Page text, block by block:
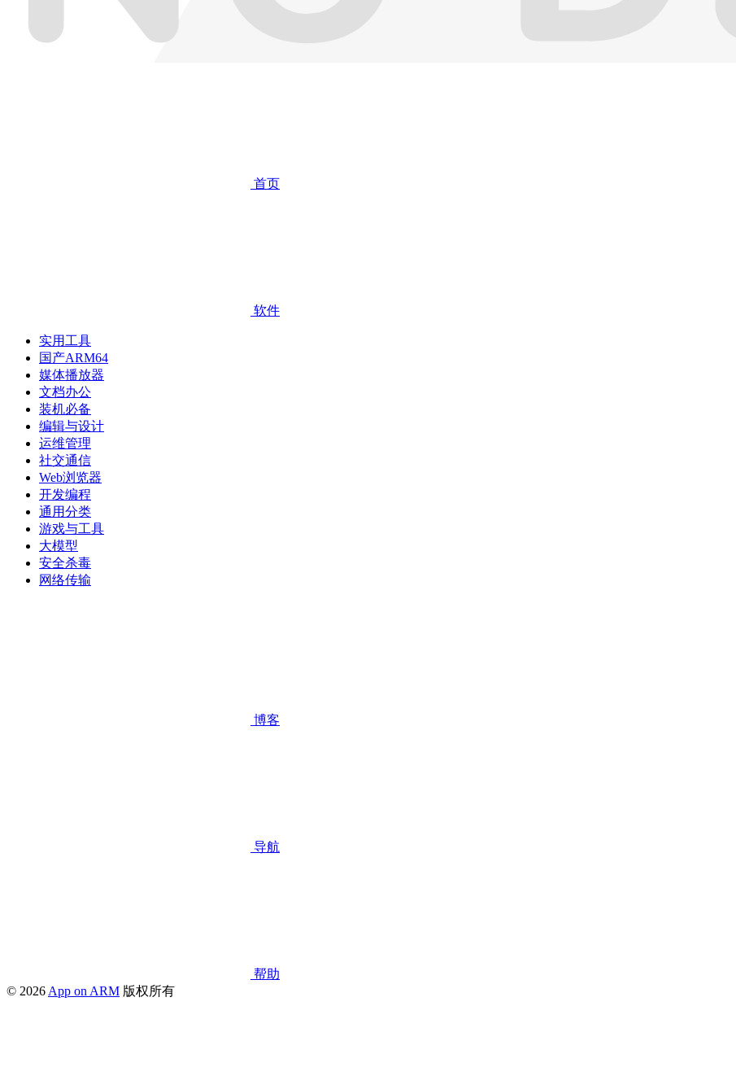
首页
软件
实用工具
国产ARM64
媒体播放器
文档办公
装机必备
编辑与设计
运维管理
社交通信
Web浏览器
开发编程
通用分类
游戏与工具
大模型
安全杀毒
网络传输
博客
导航
帮助
© 2026 App on ARM 版权所有